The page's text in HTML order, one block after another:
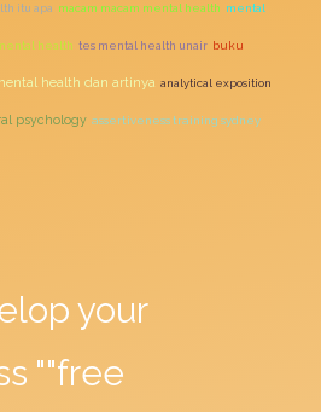
itu apa macam macam mental health mental
health tes mental health unair buku
health dan artinya analytical exposition
psychology assertiveness training sydney
your
""free